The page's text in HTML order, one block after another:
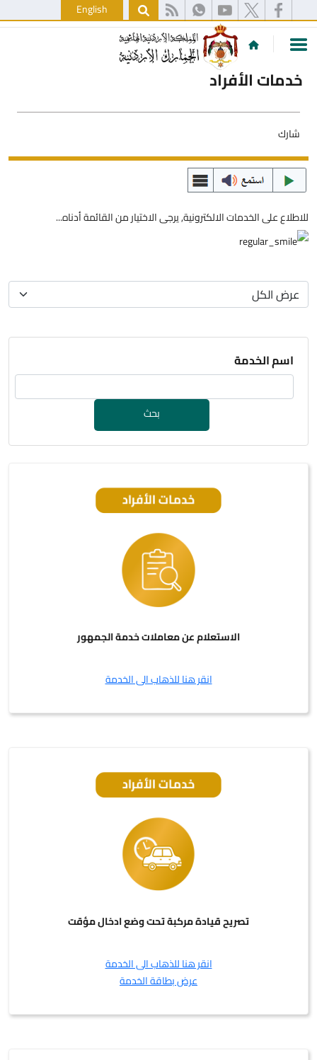
English
خدمات الأفراد
شارك
للاطلاع على الخدمات الالكترونية, يرجى الاختيار من القائمة أدناه...
اسم الخدمة
بحث
الاستعلام عن معاملات خدمة الجمهور
انقر هنا للذهاب الى الخدمة
تصريح قيادة مركبة تحت وضع ادخال مؤقت
انقر هنا للذهاب الى الخدمة
عرض بطاقة الخدمة